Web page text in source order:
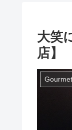
大笑
店】
Gourmet